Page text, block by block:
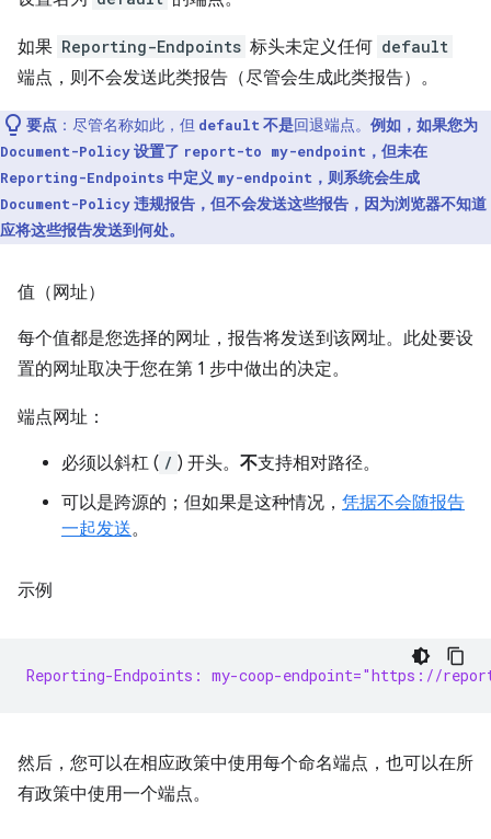
如果 Reporting-Endpoints 标头未定义任何 default
端点，则不会发送此类报告（尽管会生成此类报告）。
要点 ：尽管名称如此，但 default 不是回退端点。 例如，如果您为
Document-Policy设置了 report-to my-endpoint ，但未在
Reporting-Endpoints 中定义 my-endpoint ，则系统会生成
Document-Policy违规报告，但不会发送这些报告，因为浏览器不知道
应将这些报告发送到何处。
值（网址）
每个值都是您选择的网址，报告将发送到该网址。此处要设
置的网址取决于您在第 1 步中做出的决定。
端点网址：
必须以斜杠 ( / ) 开头。 不支持相对路径。
可以是跨源的；但如果是这种情况， 凭据不会随报告
一起发送。
示例
Reporting-Endpoints: my-coop-endpoint="https://
然后，您可以在相应政策中使用每个命名端点，也可以在所
有政策中使用一个端点。